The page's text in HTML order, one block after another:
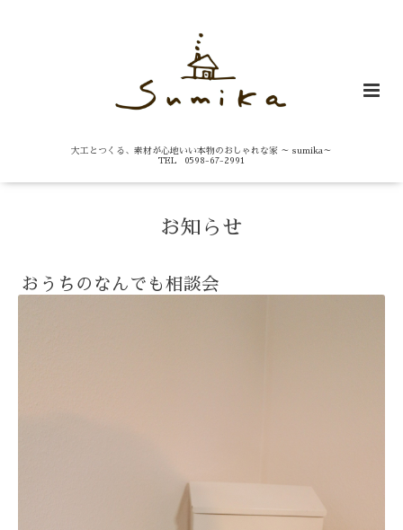
大工とつくる、素材が心地いい本物のおしゃれな家 ～ sumika～
TEL 0598-67-2991
お知らせ
おうちのなんでも相談会